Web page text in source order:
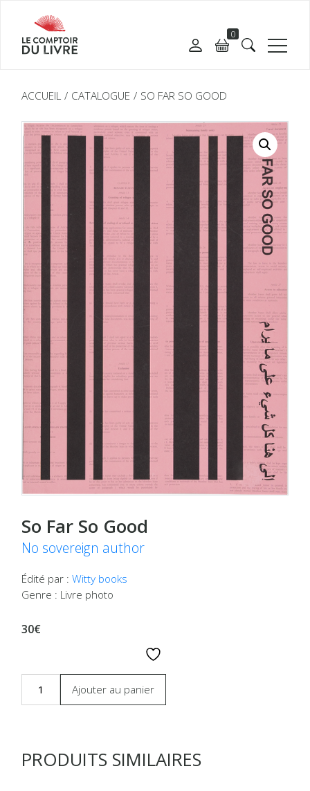
0
ACCUEIL CATALOGUE SO FAR SO GOOD
So Far So Good
No sovereign author
Édité par :Witty books
Genre : Livre photo
30€
Ajouter au panier
PRODUITS SIMILAIRES